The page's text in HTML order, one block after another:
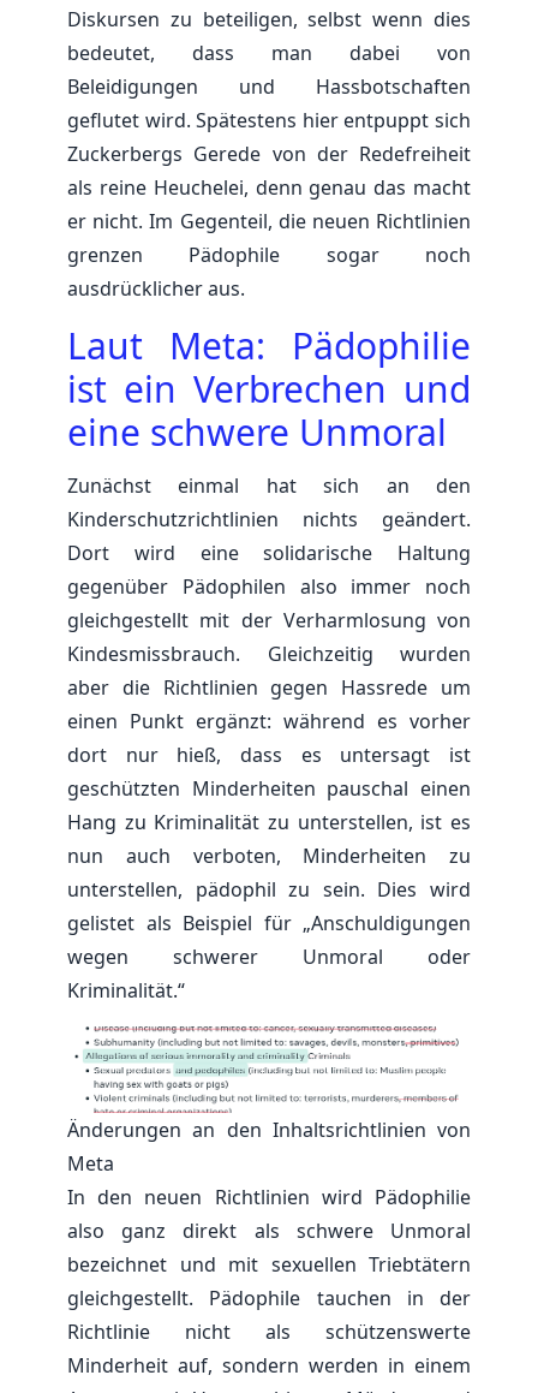
Diskursen zu beteiligen, selbst wenn dies
bedeutet, dass man dabei von
Beleidigungen und Hassbotschaften
geflutet wird. Spätestens hier entpuppt sich
Zuckerbergs Gerede von der Redefreiheit
als reine Heuchelei, denn genau das macht
er nicht. Im Gegenteil, die neuen Richtlinien
grenzen Pädophile sogar noch
ausdrücklicher aus.
Laut Meta: Pädophilie
ist ein Verbrechen und
eine schwere Unmoral
Zunächst einmal hat sich an den
Kinderschutzrichtlinien nichts geändert.
Dort wird eine solidarische Haltung
gegenüber Pädophilen also immer noch
gleichgestellt mit der Verharmlosung von
Kindesmissbrauch. Gleichzeitig wurden
aber die Richtlinien gegen Hassrede um
einen Punkt ergänzt: während es vorher
dort nur hieß, dass es untersagt ist
geschützten Minderheiten pauschal einen
Hang zu Kriminalität zu unterstellen, ist es
nun auch verboten, Minderheiten zu
unterstellen, pädophil zu sein. Dies wird
gelistet als Beispiel für „Anschuldigungen
wegen schwerer Unmoral oder
Kriminalität.“
Änderungen an den Inhaltsrichtlinien von
Meta
In den neuen Richtlinien wird Pädophilie
also ganz direkt als schwere Unmoral
bezeichnet und mit sexuellen Triebtätern
gleichgestellt. Pädophile tauchen in der
Richtlinie nicht als schützenswerte
Minderheit auf, sondern werden in einem